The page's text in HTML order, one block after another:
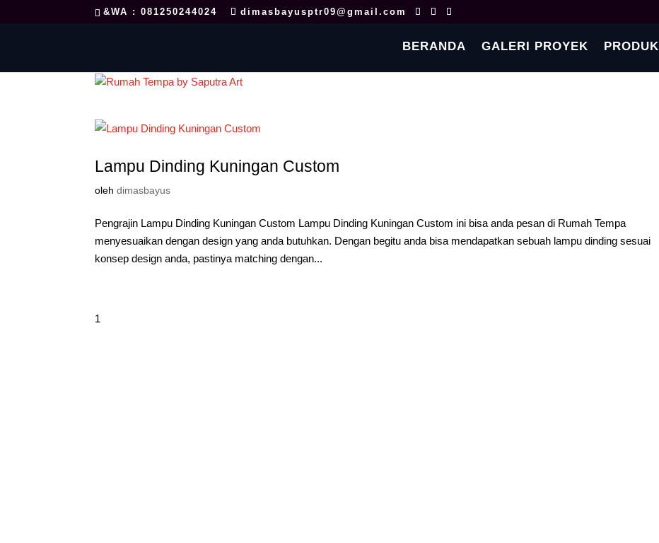
&WA : 081250244024 dimasbayusptr09@gmail.com
BERANDA GALERI PROYEK PRODUK
Lampu Dinding Kuningan Custom
olehdimasbayus
Pengrajin Lampu Dinding Kuningan Custom Lampu Dinding Kuningan Custom ini bisa anda pesan di Rumah Tempa
menyesuaikan dengan design yang anda butuhkan. Dengan begitu anda bisa mendapatkan sebuah lampu dinding sesuai
konsep design anda, pastinya matching dengan...
1